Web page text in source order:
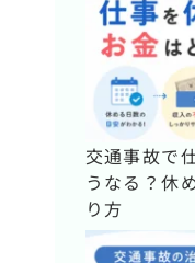
交通事故で
うなる？休
り方